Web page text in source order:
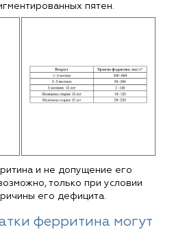
пятен.
и не допущение его
только при условии
его дефицита.
ферритина могут